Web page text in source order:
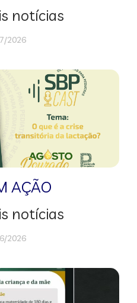
notícias
2026
AÇÃO
notícias
2026